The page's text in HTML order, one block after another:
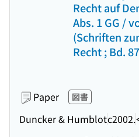
Recht auf
Abs. 1 GG /
(Schriften
Recht ; Bd.
Paper 図書
Duncker & Humblotc2002.